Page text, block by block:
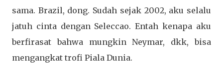
sama. Brazil, dong. Sudah sejak 2002, aku selalu
jatuh cinta dengan Seleccao. Entah kenapa aku
berfirasat bahwa mungkin Neymar, dkk, bisa
mengangkat trofi Piala Dunia.